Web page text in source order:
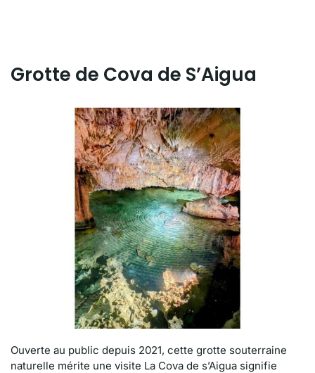
Grotte de Cova de S’Aigua
Ouverte au public depuis 2021, cette grotte souterraine
naturelle mérite une visite La Cova de s’Aigua signifie